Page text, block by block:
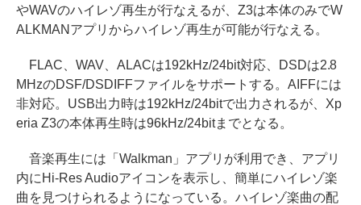
やWAVのハイレゾ再生が行なえるが、Z3は本体のみでW
ALKMANアプリからハイレゾ再生が可能が行なえる。
FLAC、WAV、ALACは192kHz/24bit対応、DSDは2.8
MHzのDSF/DSDIFFファイルをサポートする。AIFFには
非対応。USB出力時は192kHz/24bitで出力されるが、Xp
eria Z3の本体再生時は96kHz/24bitまでとなる。
音楽再生には「Walkman」アプリが利用でき、アプリ
内にHi-Res Audioアイコンを表示し、簡単にハイレゾ楽
曲を見つけられるようになっている。ハイレゾ楽曲の配